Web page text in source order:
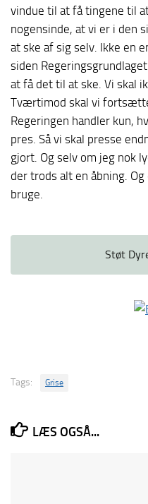
vindue til at få tingene til
nogensinde, at vi er i den
at ske af sig selv. Ikke en
siden
at få det til at ske. Vi skal
Tværtimod skal vi
Regeringen handler kun,
pres. Så vi skal presse
gjort. Og selv om jeg nok
der trods alt en åbning.
bruge.
Støt
Tags: Grise
LÆS OGSÅ...